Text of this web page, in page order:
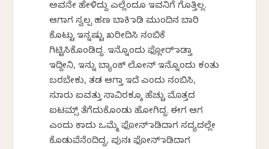
ಅವನೇ ಹೇಳಿದ್ದು ಎಲ್ಲೆಂದೂ ಇವನಿಗೆ ಗೊತ್ತಿಲ್ಲ.
ಆಗಾಗ ಸ್ವಲ್ಪ ಹಣ ಬಾಕಿ ಮಾಡಿ ಮುಂದಿನ ಬಾರಿ
ಕೊಟ್ಟು ಇನ್ನಷ್ಟು ಖರೀದಿಸಿ ನಂಬಿಕೆ
ಗಿಟ್ಟಿಸಿಕೊಂಡಿದ್ದ. ಇನ್ನೊಂದು ಫ್ಲೋರ್ ಮಾಡ್ತಾ
ಇದ್ದೀನಿ, ಇನ್ನು ಬ್ಯಾಂಕ್ ಲೋನ್ ಇನ್ನೊಂದು ಕಂತು
ಬರಬೇಕು, ತಡ ಆಗ್ತಾ ಇದೆ ಎಂದು ನಂಬಿಸಿ,
ಸುಮಾರು ಐವತ್ತು ಸಾವಿರಕ್ಕೂ ಹೆಚ್ಚು ಮೊತ್ತದ
ಐಟಮ್ಸ್ ತೆಗೆದುಕೊಂಡು ಹೋಗಿದ್ದ. ಈಗ ಆಗ
ಎಂದು ಕಾದು ಒಮ್ಮೆ ಫೋನ್ ಮಾಡಿದಾಗ ಸದ್ಯದಲ್ಲೇ
ಕೊಡುವೆನೆಂದಿದ್ದ, ಪುನಃ ಫೋನ್ ಮಾಡಿದಾಗ